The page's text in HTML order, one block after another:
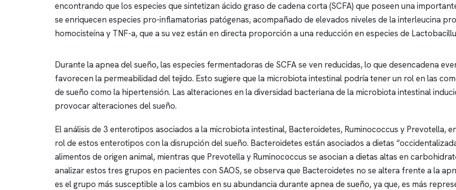
encontrando que los especies que sintetizan ácido graso de cadena corta (SCFA) que poseen una
se enriquecen especies pro-inflamatorias patógenas, acompañado de elevados niveles de la interleucina
homocisteína y TNF-a, que a su vez están en directa proporción a una reducción en especies de
Durante laapnea del sueño, las especies fermentadoras de SCFA se ven reducidas, lo que desencadena
favorecen la permeabilidad del tejido. Esto sugiere que la microbiota intestinal podría tener un rol en las
de sueño como la hipertensión. Las alteraciones en la diversidad bacteriana de la microbiota intestinal
provocar alteraciones del sueño.
El análisis de 3 enterotipos asociados a la microbiota intestinal, Bacteroidetes, Ruminococcus y Prevotella,
rol de estos enterotipos con la disrupción del sueño. Bacteroidetes están asociados a dietas
alimentos de origen animal, mientras que Prevotella y Ruminococcus se asocian a dietas altas en
analizar estos tres grupos en pacientes con SAOS, se observa que Bacteroidetes no se altera frente a la
es el grupo más susceptible a los cambios en su abundancia durante apneade sueño, ya que, es más